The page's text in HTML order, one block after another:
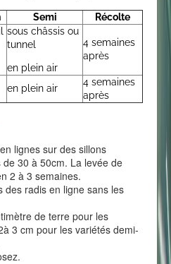
Semi Récolte
sous châssis ou
tunnel
en plein air
4 semaines
après
en plein air
4 semaines
après
lignes sur des sillons
30 à 50cm. La levée de
2 à 3 semaines.
des radis en ligne sans les
de terre pour les
3 cm pour les variétés demi-